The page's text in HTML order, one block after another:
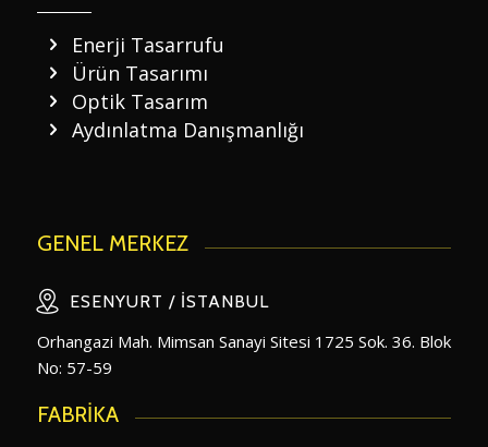
Enerji Tasarrufu
Ürün Tasarımı
Optik Tasarım
Aydınlatma Danışmanlığı
GENEL MERKEZ
ESENYURT / İSTANBUL
Orhangazi Mah. Mimsan Sanayi Sitesi 1725 Sok. 36. Blok
No: 57-59
FABRİKA